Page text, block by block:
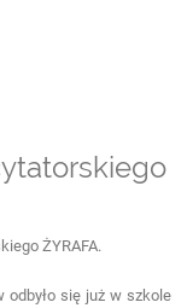
ŻYRAFA.
odbyło się już w szkole